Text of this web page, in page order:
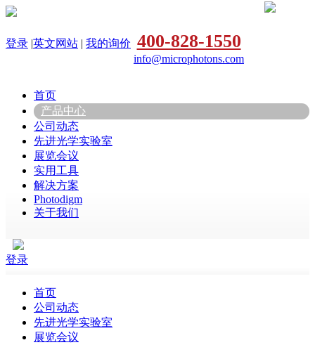
登录 |英文网站 | 我的询价 400-828-1550
info@microphotons.com
首页
产品中心
公司动态
先进光学实验室
展览会议
实用工具
解决方案
Photodigm
关于我们
登录
首页
公司动态
先进光学实验室
展览会议